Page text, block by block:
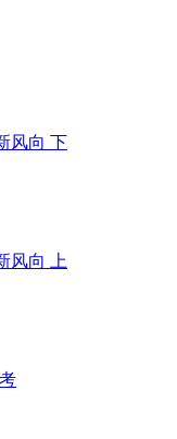
风向 下
风向 上